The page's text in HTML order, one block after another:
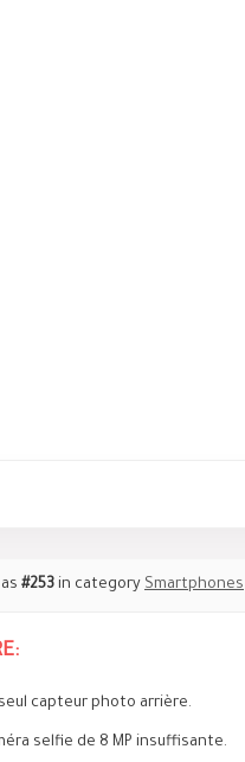
#253 in category Smartphones
capteur photo arrière.
selfie de 8 MP insuffisante.